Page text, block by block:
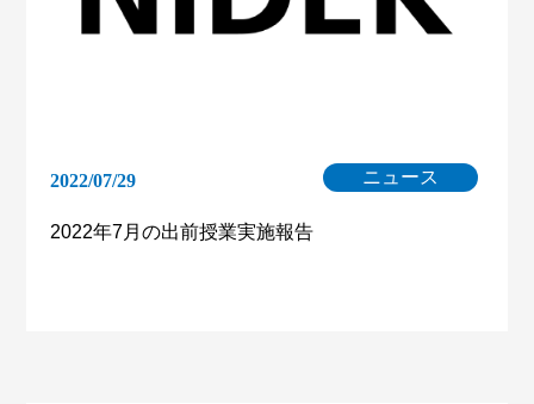
2022/07/29 ニュース
2022年7月の出前授業実施報告